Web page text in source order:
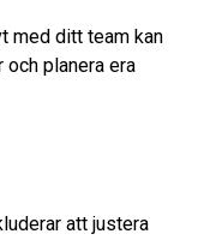
med ditt team kan
planera era
att justera